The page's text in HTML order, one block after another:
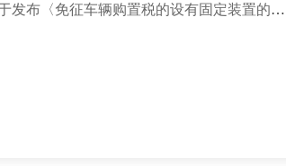
关于《工业和信息化部关于发布〈免征车辆购置税的设有固定装置的非运输专用作业车辆目录〉（第二十一批）的公告》的解读